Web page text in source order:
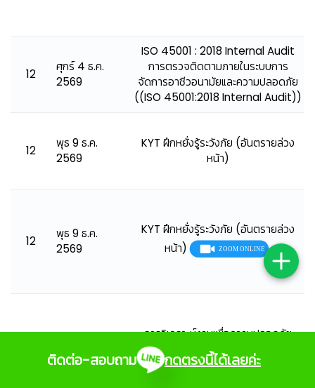
12
ศุกร์ 4 ธ.ค.
2569
ISO 45001 : 2018 Internal Audit
การตรวจติดตามภายในระบบการ
จัดการอาชีวอนามัยและความปลอดภัย
((ISO 45001:2018 Internal Audit))
12
พุธ 9 ธ.ค.
2569
KYT ฝึกหยั่งรู้ระวังภัย (อันตรายล่วง
หน้า)
12
พุธ 9 ธ.ค.
2569
KYT ฝึกหยั่งรู้ระวังภัย (อันตรายล่วง
หน้า)
2569
การวิเคราะห์งานเพื่อความปลอดภัย
(JSA)
ติดต่อ-สอบถาม กดตรงนี้ได้เลยค่ะ